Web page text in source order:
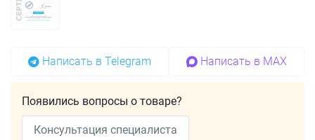
Написать в Telegram Написать в MAX
Появились вопросы о товаре?
Консультация специалиста